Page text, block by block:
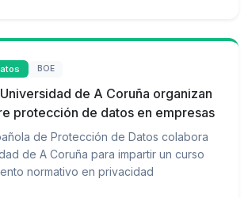
BOE
de A Coruña organizan
protección de datos en empresas
de Protección de Datos colabora
de A Coruña para impartir un curso
normativo en privacidad